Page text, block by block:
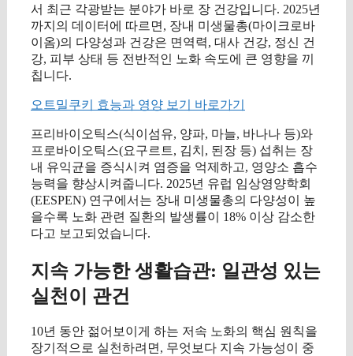
서 최근 각광받는 분야가 바로 장 건강입니다. 2025년
까지의 데이터에 따르면, 장내 미생물총(마이크로바
이옴)의 다양성과 건강은 면역력, 대사 건강, 정신 건
강, 피부 상태 등 전반적인 노화 속도에 큰 영향을 끼
칩니다.
오트밀쿠키 효능과 영양 보기 바로가기
프리바이오틱스(식이섬유, 양파, 마늘, 바나나 등)와
프로바이오틱스(요구르트, 김치, 된장 등) 섭취는 장
내 유익균을 증식시켜 염증을 억제하고, 영양소 흡수
능력을 향상시켜줍니다. 2025년 유럽 임상영양학회
(EESPEN) 연구에서는 장내 미생물총의 다양성이 높
을수록 노화 관련 질환의 발생률이 18% 이상 감소한
다고 보고되었습니다.
지속 가능한 생활습관: 일관성 있는
실천이 관건
10년 동안 젊어보이게 하는 저속 노화의 핵심 원칙을
장기적으로 실천하려면, 무엇보다 지속 가능성이 중